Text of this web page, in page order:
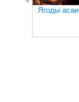
Ягоды асаи